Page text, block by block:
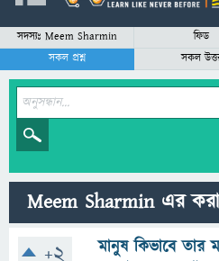
সদস্যঃ Meem Sharmin ফিড
সকল প্রশ্ন
সকল
Meem Sharmin এর করা
+2
মানুষ কিভাবে তার